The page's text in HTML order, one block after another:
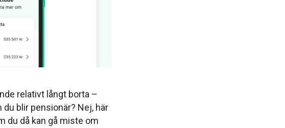
relativt långt borta –
blir pensionär? Nej, här
du då kan gå miste om